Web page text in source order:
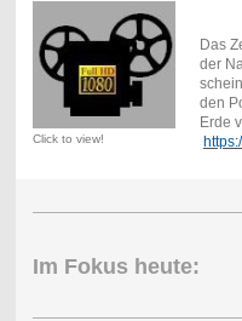
Click to view!
Das
der
den
Erde
Im Fokus heute: